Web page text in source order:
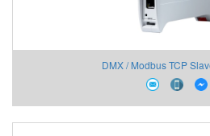
DMX / Modbus TCP